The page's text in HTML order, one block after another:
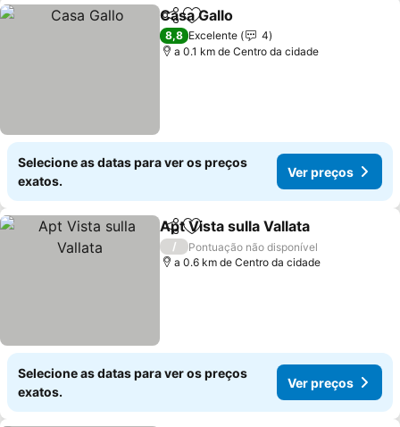
PartilharAdicionar aos favoritos
Casa Gallo
8,8 Excelente
4
a 0.1 km de Centro da cidade
Selecione as datas para ver os preços
exatos.
Ver preços
PartilharAdicionar aos favoritos
Apt Vista sulla Vallata
/
Pontuação não disponível
a 0.6 km de Centro da cidade
Selecione as datas para ver os preços
exatos.
Ver preços